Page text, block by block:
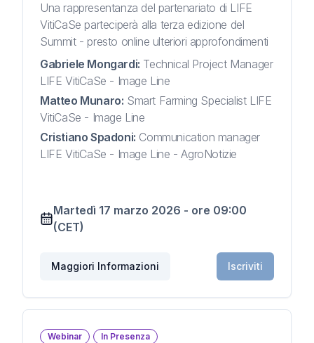
Una rappresentanza del partenariato di LIFE
VitiCaSe parteciperà alla terza edizione del
Summit - presto online ulteriori approfondimenti
Gabriele Mongardi: Technical Project Manager
LIFE VitiCaSe - Image Line
Matteo Munaro: Smart Farming Specialist LIFE
VitiCaSe - Image Line
Cristiano Spadoni: Communication manager
LIFE VitiCaSe - Image Line - AgroNotizie
Martedì 17 marzo 2026 - ore 09:00
(CET)
Maggiori Informazioni Iscriviti
Webinar In Presenza